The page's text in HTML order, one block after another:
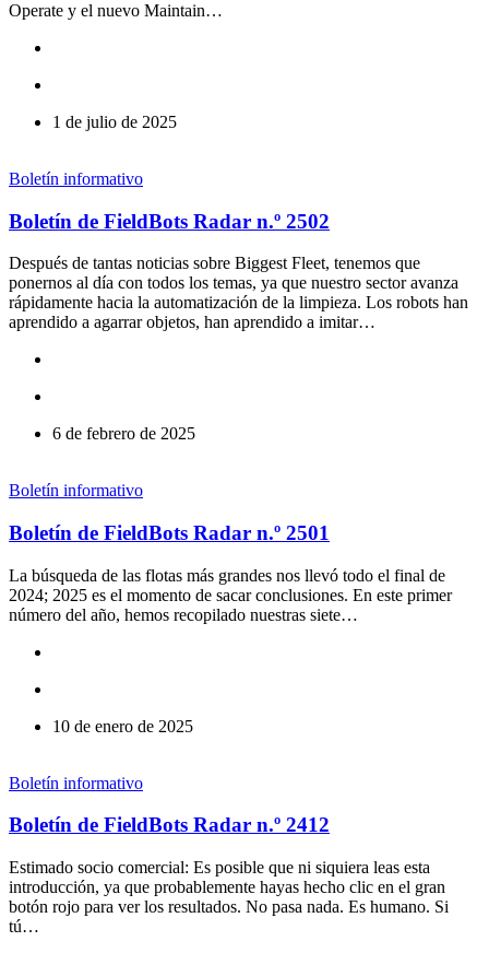
Operate y el nuevo Maintain…
1 de julio de 2025
Boletín informativo
Boletín de FieldBots Radar n.º 2502
Después de tantas noticias sobre Biggest Fleet, tenemos que
ponernos al día con todos los temas, ya que nuestro sector avanza
rápidamente hacia la automatización de la limpieza. Los robots han
aprendido a agarrar objetos, han aprendido a imitar…
6 de febrero de 2025
Boletín informativo
Boletín de FieldBots Radar n.º 2501
La búsqueda de las flotas más grandes nos llevó todo el final de
2024; 2025 es el momento de sacar conclusiones. En este primer
número del año, hemos recopilado nuestras siete…
10 de enero de 2025
Boletín informativo
Boletín de FieldBots Radar n.º 2412
Estimado socio comercial: Es posible que ni siquiera leas esta
introducción, ya que probablemente hayas hecho clic en el gran
botón rojo para ver los resultados. No pasa nada. Es humano. Si
tú…